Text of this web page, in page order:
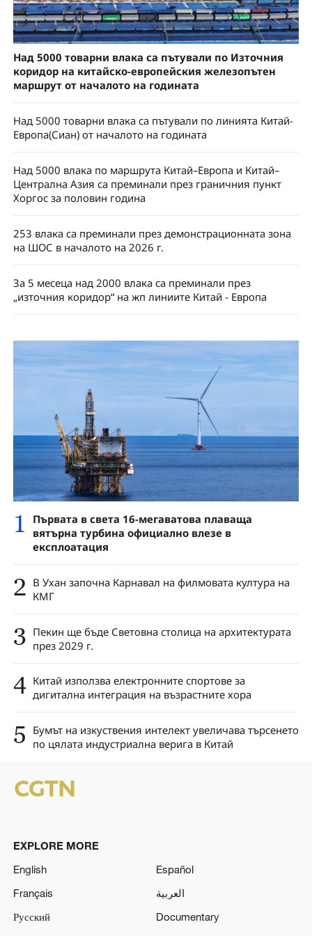
Над 5000 товарни влака са пътували по Източния
коридор на китайско-европейския железопътен
маршрут от началото на годината
Над 5000 товарни влака са пътували по линията Китай-
Европа(Сиан) от началото на годината
Над 5000 влака по маршрута Китай–Европа и Китай–
Централна Азия са преминали през граничния пункт
Хоргос за половин година
253 влака са преминали през демонстрационната зона
на ШОС в началото на 2026 г.
За 5 месеца над 2000 влака са преминали през
„източния коридор“ на жп линиите Китай - Европа
1
Първата в света 16-мегаватова плаваща
вятърна турбина официално влезе в
експлоатация
2 В Ухан започна Карнавал на филмовата култура на
КМГ
3 Пекин ще бъде Световна столица на архитектурата
през 2029 г.
4 Китай използва електронните спортове за
дигитална интеграция на възрастните хора
5 Бумът на изкуствения интелект увеличава търсенето
по цялата индустриална верига в Китай
EXPLORE MORE
English
Español
Français
العربية
Русский
Documentary